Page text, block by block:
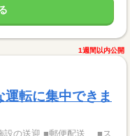
1週間以内公開
転に集中できま
設の送迎 ■郵便配送 ■ス